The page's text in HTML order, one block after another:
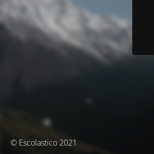
© Escolastico 2021